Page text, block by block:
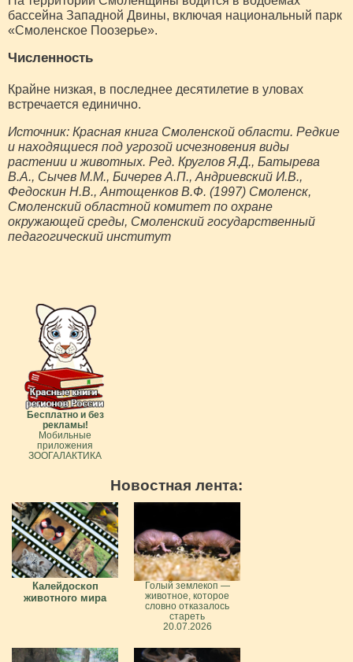
бассейна Западной Двины, включая национальный парк
«Смоленское Поозерье».
Численность
Крайне низкая, в последнее десятилетие в уловах
встречается единично.
Источник: Красная книга Смоленской области. Редкие
и находящиеся под угрозой исчезновения виды
растении и животных. Ред. Круглов Я.Д., Батырева
В.А., Сычев М.М., Бичерев А.П., Андриевский И.В.,
Федоскин Н.В., Антощенков В.Ф. (1997) Смоленск,
Смоленский областной комитет по охране
окружающей среды, Смоленский государственный
педагогический институт
Бесплатно и без
рекламы!
Мобильные
приложения
ЗООГАЛАКТИКА
Новостная лента:
Калейдоскоп
животного мира
Голый землекоп —
животное, которое
словно отказалось
стареть
20.07.2026